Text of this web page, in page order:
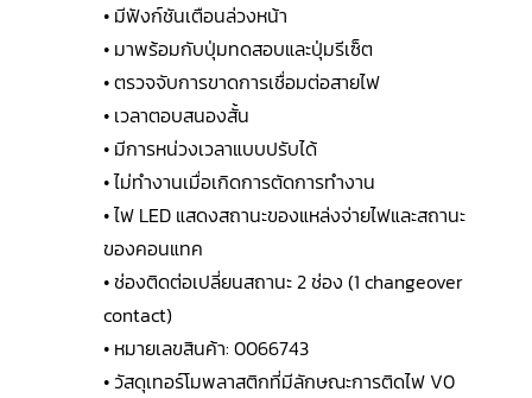
• มีฟังก์ชันเตือนล่วงหน้า
• มาพร้อมกับปุ่มทดสอบและปุ่มรีเซ็ต
• ตรวจจับการขาดการเชื่อมต่อสายไฟ
• เวลาตอบสนองสั้น
• มีการหน่วงเวลาแบบปรับได้
• ไม่ทำงานเมื่อเกิดการตัดการทำงาน
• ไฟ LED แสดงสถานะของแหล่งจ่ายไฟและสถานะ
ของคอนแทค
• ช่องติดต่อเปลี่ยนสถานะ 2 ช่อง (1 changeover
contact)
• หมายเลขสินค้า: 0066743
• วัสดุเทอร์โมพลาสติกที่มีลักษณะการติดไฟ V0